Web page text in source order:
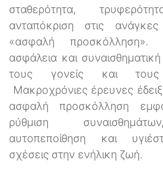
σταθερότητα,
ανταπόκριση στις
«ασφαλή προσκόλληση».
ασφάλεια και
τους γονείς και τους
Μακροχρόνιες έρευνες
ασφαλή προσκόλληση
ρύθμιση
αυτοπεποίθηση και
σχέσεις στην ενήλικη ζωή.